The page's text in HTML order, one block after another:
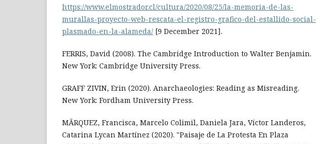
https://www.elmostrador.cl/cultura/2020/08/25/la-memoria-de-las-
murallas-proyecto-web-rescata-el-registro-grafico-del-estallido-social-
plasmado-en-la-alameda/ [9 December 2021].
FERRIS, David (2008). The Cambridge Introduction to Walter Benjamin.
New York: Cambridge University Press.
GRAFF ZIVIN, Erin (2020). Anarchaeologies: Reading as Misreading.
New York: Fordham University Press.
MÃRQUEZ, Francisca, Marcelo Colimil, Daniela Jara, Víctor Landeros,
Catarina Lycan Martínez (2020). "Paisaje de La Protesta En Plaza